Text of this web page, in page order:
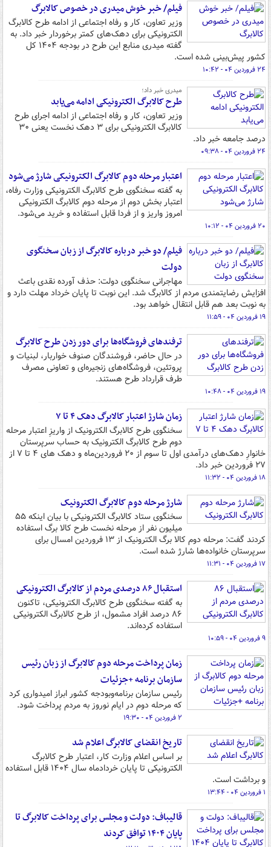
فیلم/ خبر خوش میدری در خصوص کالابرگ
وزیر تعاون، کار و رفاه اجتماعی از ادامه طرح کالابرگ
الکترونیکی برای دهک‌های کمتر برخوردار خبر داد. به
گفته میدری منابع این طرح در بودجه ۱۴۰۴ کل
کشور پیش‌بینی شده است.
۲۴ فروردین ۰۴ - ۱۰:۴۲
میدری خبر داد؛
طرح کالابرگ الکترونیکی ادامه می‌یابد
وزیر تعاون، کار و رفاه اجتماعی از ادامه اجرای طرح
کالابرگ الکترونیکی برای ۳ دهک نخست یعنی ۳۰
درصد جامعه خبر داد.
۲۴ فروردین ۰۴ - ۰۹:۳۸
اعتبار مرحله دوم کالابرگ الکترونیکی شارژ می‌شود
به گفته سخنگوی طرح کالابرگ الکترونیکی وزارت رفاه،
اعتبار بخش دوم از مرحله دوم کالابرگ الکترونیکی
امروز واریز و از فردا قابل استفاده و خرید می‌شود.
۲۰ فروردین ۰۴ - ۱۰:۱۲
فیلم/ دو خبر درباره کالابرگ از زبان سخنگوی
دولت
مهاجرانی سخنگوی دولت: حذف آورده نقدی باعث
افزایش رضایتمندی مردم‌ از کالابرگ شد. این نوبت‌ تا پایان خرداد مهلت دارد و
به نوبت‌ بعد هم قابل انتقال خواهد بود.
۱۹ فروردین ۰۴ - ۱۱:۵۹
ترفندهای فروشگاه‌ها برای دور زدن طرح کالابرگ
در حال حاضر، فروشندگان صنوف خواربار، لبنیات و
پروتئین، فروشگاه­‌های زنجیره‌ای و تعاونی مصرف
طرف قرارداد طرح هستند.
۱۹ فروردین ۰۴ - ۱۰:۴۸
زمان شارژ اعتبار کالابرگ دهک ۴ تا ۷
سخنگوی طرح کالابرگ الکترونیک از واریزِ اعتبار مرحله
دوم طرح کالابرگ الکترونیک به حساب سرپرستان
خانوارِ دهک‌های درآمدی اول تا سوم از ۲۰ فروردین‌ماه و دهک های ۴ تا ۷ از
۲۷ فروردین خبر داد.
۱۸ فروردین ۰۴ - ۱۱:۳۲
شارژ مرحله دوم کالابرگ الکترونیک
سخنگوی ستاد کالابرگ الکترونیکی با بیان اینکه ۵۵
میلیون نفر از مرحله نخست طرح کالا برگ استفاده
کردند گفت: مرحله دوم کالا برگ الکترونیک از ۱۳ فروردین امسال برای
سرپرستان خانواده‌ها شارژ شده است.
۱۷ فروردین ۰۴ - ۱۱:۳۱
استقبال ۸۶ درصدی مردم از کالابرگ الکترونیکی
به گفته سخنگوی طرح کالابرگ الکترونیکی، تاکنون
۸۶ درصد افراد مشمول، از طرح کالابرگ الکترونیکی
استفاده کرده‌اند.
۹ فروردین ۰۴ - ۱۰:۵۹
زمان پرداخت مرحله دوم کالابرگ از زبان رئیس
سازمان برنامه‌ +جزئیات
رئیس سازمان برنامه‌وبودجه کشور ابراز امیدواری کرد
که مرحله دوم در ایام نوروز به مردم پرداخت شود.
۲ فروردین ۰۴ - ۱۹:۳۰
تاریخ انقضای کالابرگ اعلام شد
بر اساس اعلام وزارت کار، اعتبار طرح کالابرگ
الکترونیکی تا پایان خردادماه سال ۱۴۰۴ قابل استفاده
و برداشت است.
۱ فروردین ۰۴ - ۱۳:۴۴
قالیباف: دولت و مجلس برای پرداخت کالابرگ تا
پایان ۱۴۰۴ توافق کردند